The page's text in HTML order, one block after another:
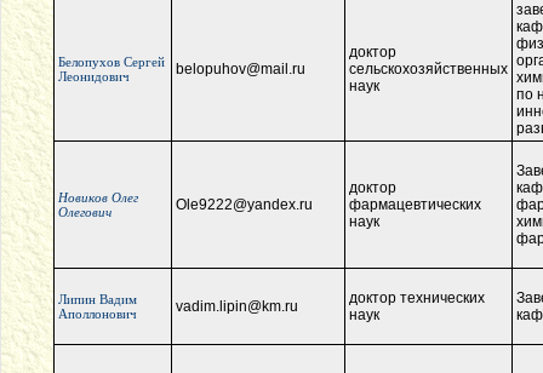
Белопухов Сергей
Леонидович
belopuhov@mail.ru
доктор
сельскохозяйственных
наук
по
Новиков Олег
Олегович
Ole9222@yandex.ru
доктор
фармацевтических
наук
Липин Вадим
Аполлонович
vadim.lipin@km.ru
доктор технических
наук